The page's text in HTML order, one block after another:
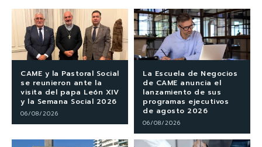
CAME y la Pastoral Social
se reunieron ante la
visita del papa León XIV
y la Semana Social 2026
06/08/2026
La Escuela de Negocios
de CAME anuncia el
lanzamiento de sus
programas ejecutivos
de agosto 2026
06/08/2026